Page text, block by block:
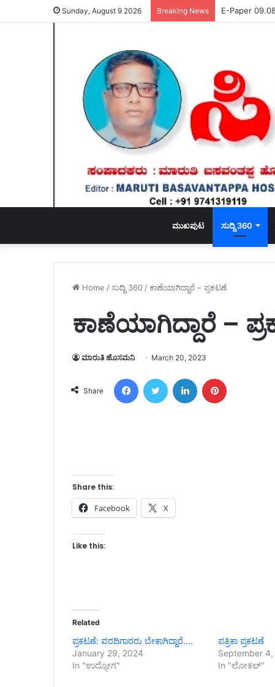
Sunday, August 9 2026 Breaking News E-Paper
ಮುಖಪುಟ ಸುದ್ದಿ 360
Home /ಸುದ್ದಿ 360 /ಕಾಣೆಯಾಗಿದ್ದಾರೆ – ಪ್ರಕಟಣೆ
ಕಾಣೆಯಾಗಿದ್ದಾರೆ –
ಮಾರುತಿ ಹೊಸಮನಿ March 20, 2023
Share
FacebookTwitter LinkedIn
Share this:
Facebook X
Like this:
Related
ಪ್ರಕಟಣೆ: ವರದಿಗಾರರು ಬೇಕಾಗಿದ್ದಾರೆ….
January 29, 2024
In "ಉದ್ಯೋಗ"
ಪತ್ರಿಕಾ ಪ್ರಕಟಣೆ
September
In "ಲೋಕಲ್"